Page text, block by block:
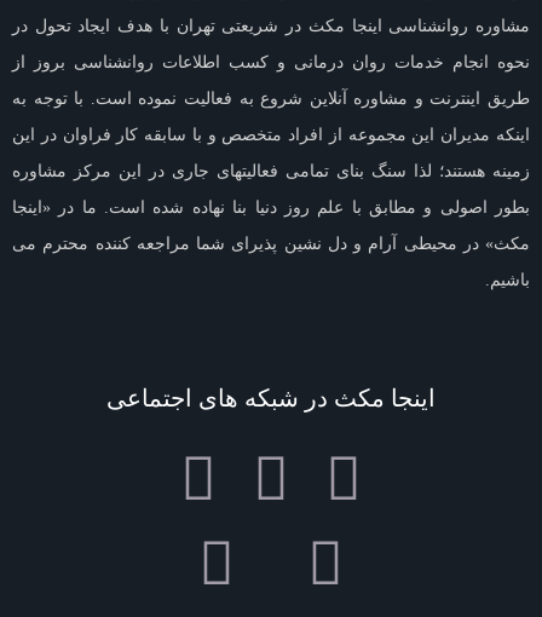
مشاوره روانشناسی اینجا مکث در شریعتی تهران با هدف ایجاد تحول در
نحوه انجام خدمات روان درمانی و کسب اطلاعات روانشناسی بروز از
طریق اینترنت و مشاوره آنلاین شروع به فعالیت نموده است. با توجه به
اینکه مدیران این مجموعه از افراد متخصص و با سابقه کار فراوان در این
زمینه هستند؛ لذا سنگ بنای تمامی فعالیتهای جاری در این مرکز مشاوره
بطور اصولی و مطابق با علم روز دنیا بنا نهاده شده است. ما در «اینجا
مکث» در محیطی آرام و دل نشین پذیرای شما مراجعه کننده محترم می
باشیم.
اینجا مکث در شبکه های اجتماعی